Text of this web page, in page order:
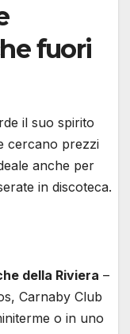
fuori
il suo spirito
cercano prezzi
anche per
in discoteca.
della Riviera –
Carnaby Club
o in uno